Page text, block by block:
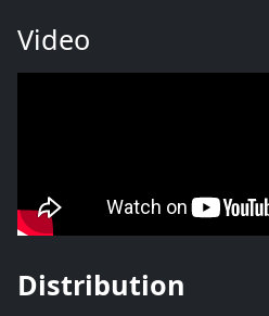
Video
Distribution